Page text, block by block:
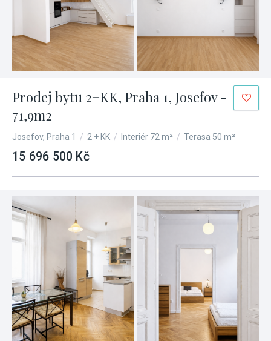
Prodej bytu 2+KK, Praha 1, Josefov -
71,9m2
Josefov, Praha 1 / 2 + KK / Interiér 72 m² / Terasa 50 m²
15 696 500 Kč